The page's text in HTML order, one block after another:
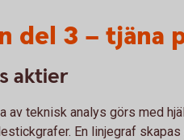
del 3 – tjäna
aktier
av teknisk analys görs med
En linjegraf